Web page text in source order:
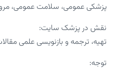
پزشکی عمومی، سلامت عمومی،
نقش در پزشک سایت:
تهیه، ترجمه و بازنویسی علمی
توجه: